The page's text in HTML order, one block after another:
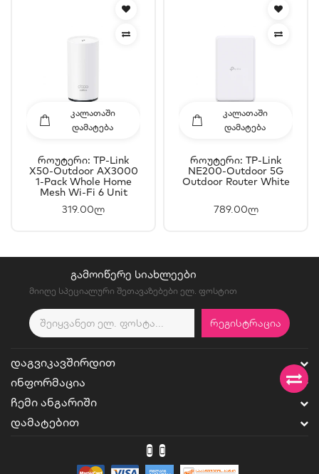
ᲙᲐᲚᲐᲗᲐᲨᲘ
ᲓᲐᲛᲐᲢᲔᲑᲐ
Როუტერი: TP-Link
X50-Outdoor AX3000
1-Pack Whole Home
Mesh Wi-Fi 6 Unit
319.00ლ
ᲙᲐᲚᲐᲗᲐᲨᲘ
ᲓᲐᲛᲐᲢᲔᲑᲐ
Როუტერი: TP-Link
NE200-Outdoor 5G
Outdoor Router White
789.00ლ
ᲒᲐᲛᲝᲘᲬᲔᲠᲔ ᲡᲘᲐᲮᲚᲔᲔᲑᲘ
მიიღე სპეციალური შეთავაზებები ელ. ფოსტით
ᲠᲔᲒᲘᲡᲢᲠᲐᲪᲘᲐ
ᲓᲐᲒᲕᲘᲙᲐᲕᲨᲘᲠᲓᲘᲗ
ᲘᲜᲤᲝᲠᲛᲐᲪᲘᲐ
ᲩᲔᲛᲘ ᲐᲜᲒᲐᲠᲘᲨᲘ
ᲓᲐᲛᲐᲢᲔᲑᲘᲗ